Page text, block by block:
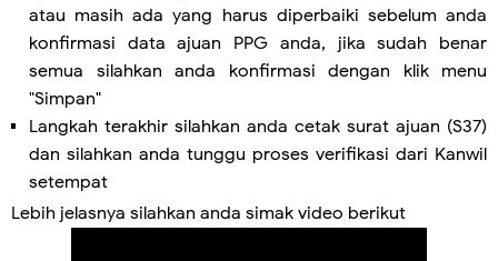
atau masih ada yang harus diperbaiki sebelum anda
konfirmasi data ajuan PPG anda, jika sudah benar
semua silahkan anda konfirmasi dengan klik menu
"Simpan"
Langkah terakhir silahkan anda cetak surat ajuan (S37)
dan silahkan anda tunggu proses verifikasi dari Kanwil
setempat
Lebih jelasnya silahkan anda simak video berikut